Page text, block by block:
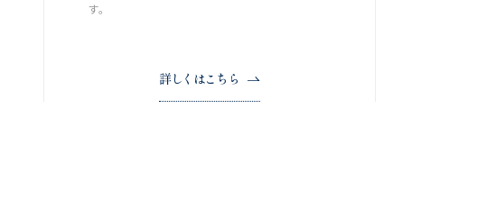
す。
詳しくはこちら